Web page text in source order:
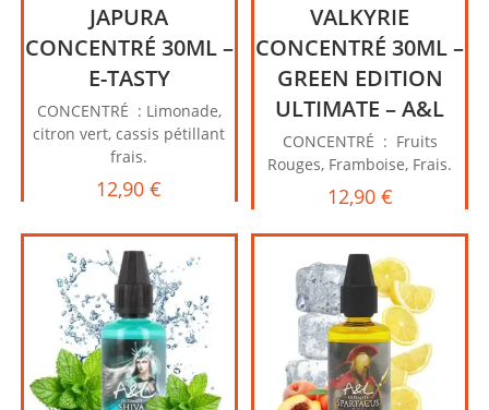
JAPURA
CONCENTRÉ 30ML –
E-TASTY
CONCENTRÉ : Limonade,
citron vert, cassis pétillant
frais.
12,90€
VALKYRIE
CONCENTRÉ 30ML –
GREEN EDITION
ULTIMATE – A&L
CONCENTRÉ : Fruits
Rouges, Framboise, Frais.
12,90 €